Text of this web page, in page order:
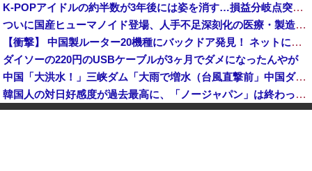
K-POPアイドルの約半数が3年後には姿を消す…損益分岐点突破は4％未満
ついに国産ヒューマノイド登場、人手不足深刻化の医療・製造現場などでの活用想定！
【衝撃】 中国製ルーター20機種にバックドア発見！ ネットに繋ぐだけで35秒ごとに中国のサーバーと通信
ダイソーの220円のUSBケーブルが3ヶ月でダメになったんやが
中国「大洪水！」三峡ダム「大雨で増水（台風直撃前」中国ダム「緊急放流！」中国鉄道「列車が走行中に流される」中国避難所「支援物資は有料です」謎の勢力「え」→
韓国人の対日好感度が過去最高に、「ノージャパン」は終わった？＝ネット「中国より100倍いい」
中国Zbtlink製ルーター20機種にバックドア見つかる 外部から完全制御のおそれ